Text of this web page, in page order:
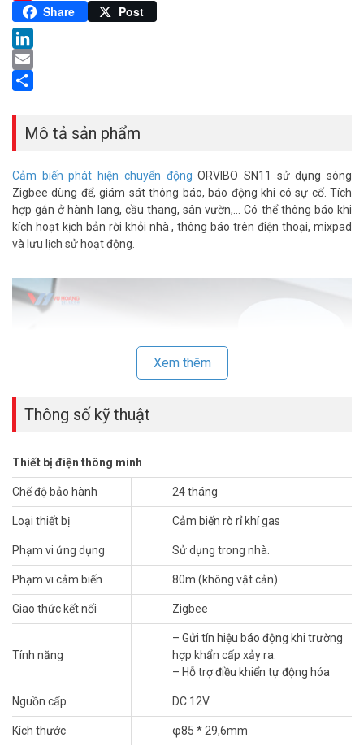
Pinterest
Share Post
LinkedIn
Email
Mô tả sản phẩm
Cảm biến phát hiện chuyển động ORVIBO SN11 sử dụng sóng
Zigbee dùng để, giám sát thông báo, báo động khi có sự cố. Tích
hợp gắn ở hành lang, cầu thang, sân vườn,… Có thể thông báo khi
kích hoạt kịch bản rời khỏi nhà , thông báo trên điện thoại, mixpad
và lưu lịch sử hoạt động.
Giải pháp an ninh cho nhà thông minh của riêng bạn với cảm biến
chuyển động dễ cài đặt này. Nhận thông báo ở bất kỳ nơi đâu, nếu ai
đó hoặc vật gì đó đang di chuyển trong nhà của bạn. Hoạt động với
ORVIBO Mini Hub.
Đặc trưng
– Được hỗ trợ bởi công nghệ truyền thông không dây ZigBee; độ tin
cậy cao và ổn định.
– Làm việc với Ứng dụng HomeMate để nhắc nhở bạn cho dù bạn
đang ở đâu nếu ai đó không mong muốn đang di chuyển trong nhà
của bạn.
Xem thêm
Thông số kỹ thuật
Thiết bị điện thông minh
Chế độ bảo hành 24 tháng
Loại thiết bị Cảm biến rò rỉ khí gas
Phạm vi ứng dụng Sử dụng trong nhà.
Phạm vi cảm biến 80m (không vật cản)
Giao thức kết nối Zigbee
Tính năng
– Gửi tín hiệu báo động khi trường
hợp khẩn cấp xảy ra.
– Hỗ trợ điều khiển tự động hóa
Nguồn cấp DC 12V
Kích thước φ85 * 29,6mm